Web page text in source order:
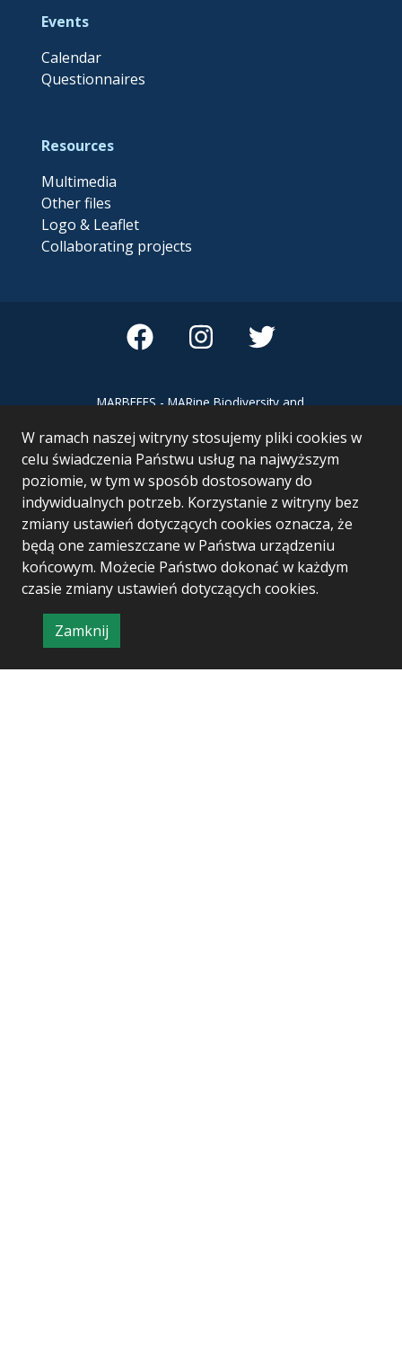
W ramach naszej witryny stosujemy pliki cookies w
celu świadczenia Państwu usług na najwyższym
poziomie, w tym w sposób dostosowany do
indywidualnych potrzeb. Korzystanie z witryny bez
zmiany ustawień dotyczących cookies oznacza, że
będą one zamieszczane w Państwa urządzeniu
końcowym. Możecie Państwo dokonać w każdym
czasie zmiany ustawień dotyczących cookies.
Zamknij
informację
o
Events
Calendar
Questionnaires
Resources
Multimedia
Other files
Logo & Leaflet
Collaborating projects
MARBEFES - MARine Biodiversity and
Ecosystem Services MARBEFES project
has received funding from the European
Union’s Horizon Europe research and
innovation programme under Grant
Agreement no 101060937
Project & realization: